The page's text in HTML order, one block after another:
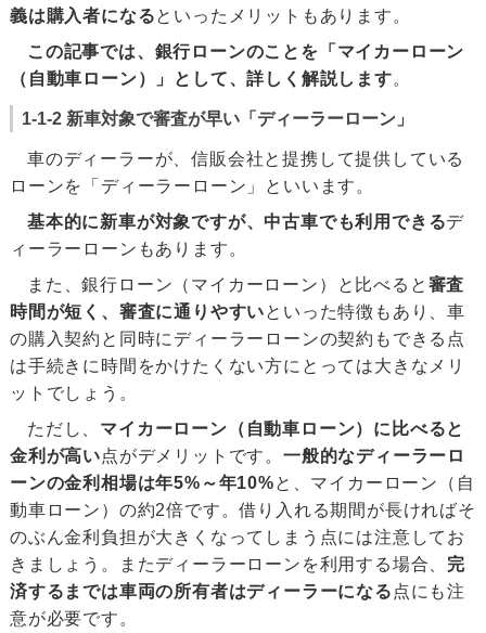
義は購入者になるといったメリットもあります。
この記事では、銀行ローンのことを「マイカーローン
（自動車ローン）」として、詳しく解説します。
1-1-2 新車対象で審査が早い「ディーラーローン」
車のディーラーが、信販会社と提携して提供している
ローンを「ディーラーローン」といいます。
基本的に新車が対象ですが、中古車でも利用できるデ
ィーラーローンもあります。
また、銀行ローン（マイカーローン）と比べると 審査
時間が短く、審査に通りやすいといった特徴もあり、車
の購入契約と同時にディーラーローンの契約もできる点
は手続きに時間をかけたくない方にとっては大きなメリ
ットでしょう。
ただし、 マイカーローン（自動車ローン）に比べると
金利が高い点がデメリットです。 一般的なディーラーロ
ーンの金利相場は年5%～年10%と、マイカーローン（自
動車ローン）の約2倍です。借り入れる期間が長ければそ
のぶん金利負担が大きくなってしまう点には注意してお
きましょう。またディーラーローンを利用する場合、 完
済するまでは車両の所有者はディーラーになる 点にも注
意が必要です。